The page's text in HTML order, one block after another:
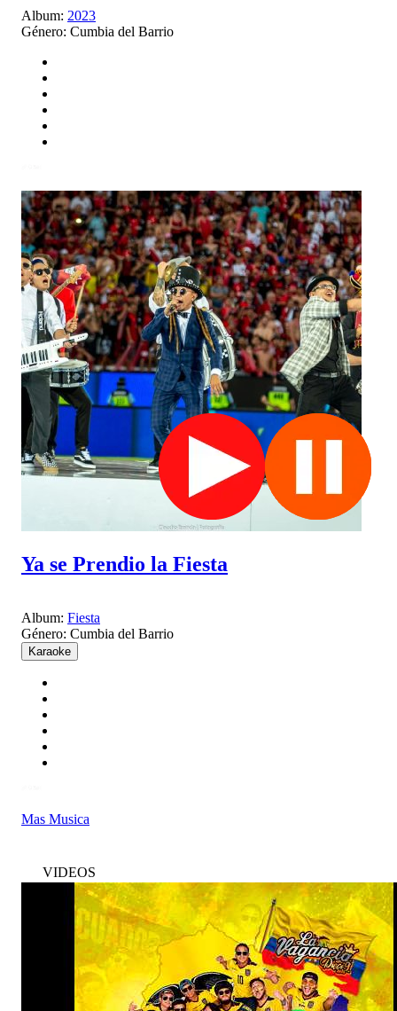
Album: 2023
Género: Cumbia del Barrio
Ya se Prendio la Fiesta
Album: Fiesta
Género: Cumbia del Barrio
Karaoke
Mas Musica
VIDEOS